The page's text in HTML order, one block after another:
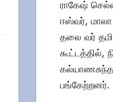
ராகேஷ்
ஈஸ்வர், மாலா
தலை வர்
கூட்டத்தில்,
பங்கேற்றனர்.